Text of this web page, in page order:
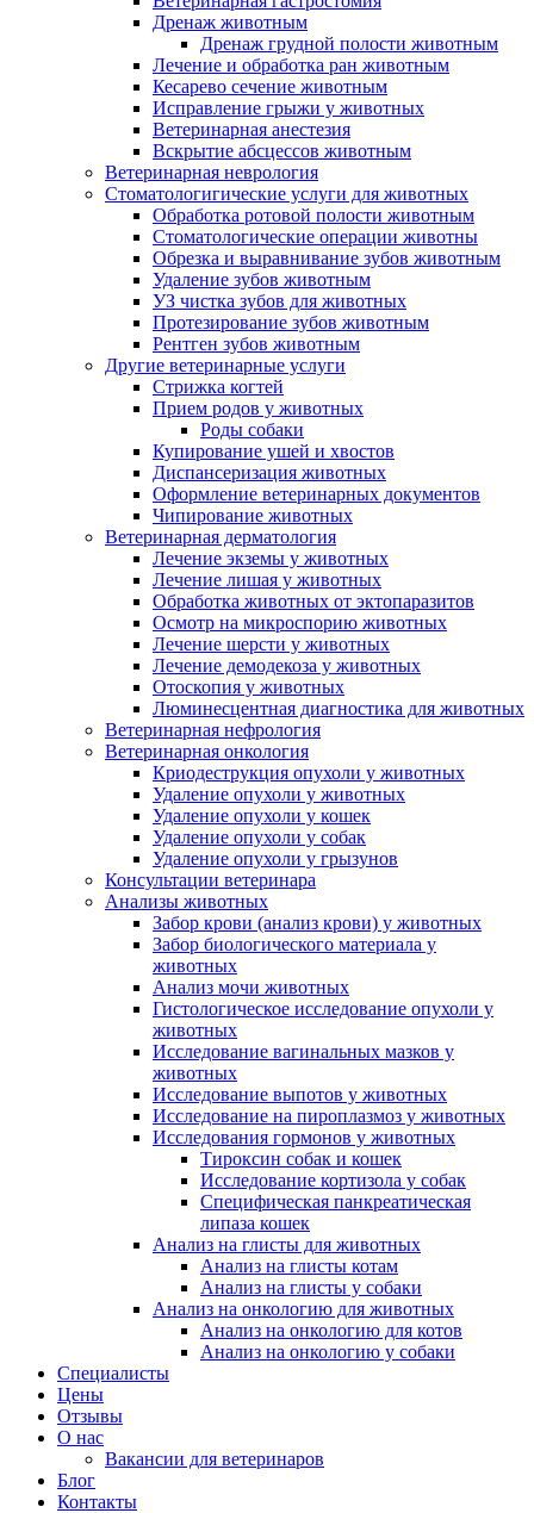
Дренаж животным
Дренаж грудной полости животным
Лечение и обработка ран животным
Кесарево сечение животным
Исправление грыжи у животных
Ветеринарная анестезия
Вскрытие абсцессов животным
Ветеринарная неврология
Стоматологигические услуги для животных
Обработка ротовой полости животным
Стоматологические операции животны
Обрезка и выравнивание зубов животным
Удаление зубов животным
УЗ чистка зубов для животных
Протезирование зубов животным
Рентген зубов животным
Другие ветеринарные услуги
Стрижка когтей
Прием родов у животных
Роды собаки
Купирование ушей и хвостов
Диспансеризация животных
Оформление ветеринарных документов
Чипирование животных
Ветеринарная дерматология
Лечение экземы у животных
Лечение лишая у животных
Обработка животных от эктопаразитов
Осмотр на микроспорию животных
Лечение шерсти у животных
Лечение демодекоза у животных
Отоскопия у животных
Люминесцентная диагностика для животных
Ветеринарная нефрология
Ветеринарная онкология
Криодеструкция опухоли у животных
Удаление опухоли у животных
Удаление опухоли у кошек
Удаление опухоли у собак
Удаление опухоли у грызунов
Консультации ветеринара
Анализы животных
Забор крови (анализ крови) у животных
Забор биологического материала у
животных
Анализ мочи животных
Гистологическое исследование опухоли у
животных
Исследование вагинальных мазков у
животных
Исследование выпотов у животных
Исследование на пироплазмоз у животных
Исследования гормонов у животных
Тироксин собак и кошек
Исследование кортизола у собак
Специфическая панкреатическая
липаза кошек
Анализ на глисты для животных
Анализ на глисты котам
Анализ на глисты у собаки
Анализ на онкологию для животных
Анализ на онкологию для котов
Анализ на онкологию у собаки
Специалисты
Цены
Отзывы
О нас
Вакансии для ветеринаров
Блог
Контакты